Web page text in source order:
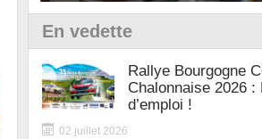
En vedette
Rallye Bourgogne
Chalonnaise 2026 :
d’emploi !
02 juillet 2026